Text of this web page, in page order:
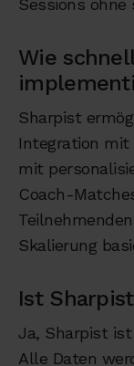
Sessions
Wie
Sharpist
Integration mit
mit
Coach-
Skalierung
Ist
Ja, Sharpist
Alle Daten